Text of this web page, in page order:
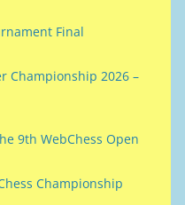
2026 –
9th WebChess Open
Championship
Chess